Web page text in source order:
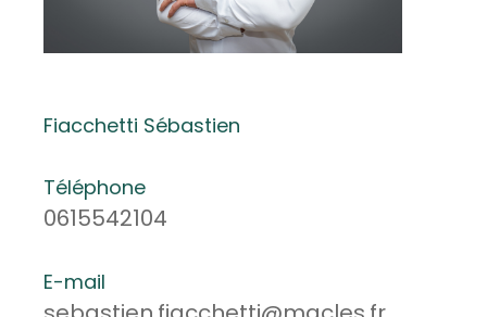
Fiacchetti Sébastien
Téléphone
0615542104
E-mail